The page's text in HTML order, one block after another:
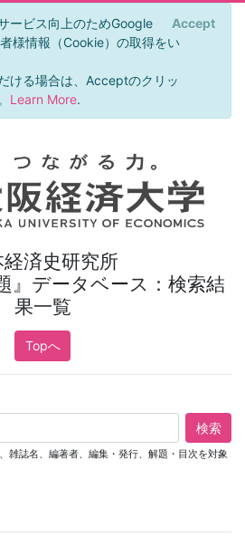
ービス向上のためGoogle
様情報（Cookie）の取得をい
ける場合は、Acceptのクリッ
Learn More.
Accept
経済史研究所
』データベース：検索結
果一覧
Topへ
検索
雑誌名、編著者、編集・発行、解題・目次を対象
×